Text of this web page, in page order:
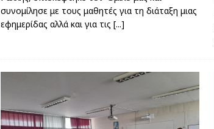
συνομίλησε με τους μαθητές για τη διάταξη μιας
εφημερίδας αλλά και για τις [...]